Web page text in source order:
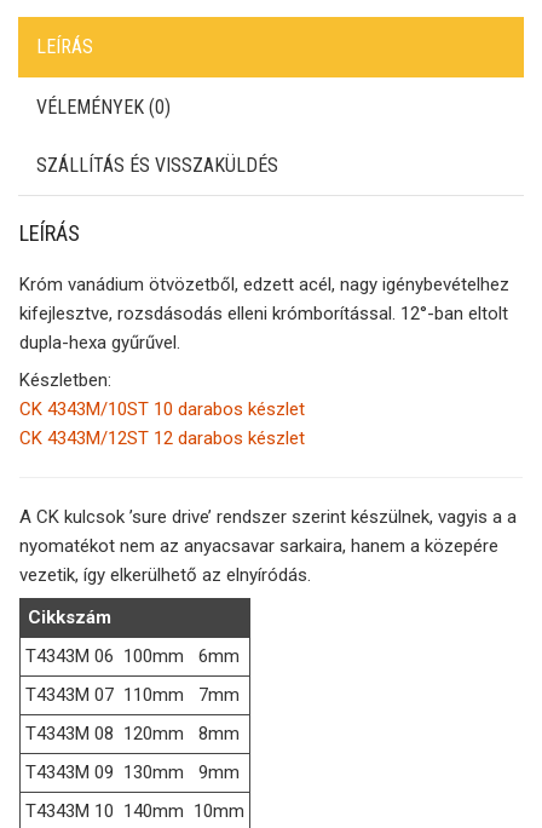
LEÍRÁS
VÉLEMÉNYEK (0)
SZÁLLÍTÁS ÉS VISSZAKÜLDÉS
LEÍRÁS
Króm vanádium ötvözetből, edzett acél, nagy igénybevételhez
kifejlesztve, rozsdásodás elleni krómborítással. 12°-ban eltolt
dupla-hexa gyűrűvel.
Készletben:
CK 4343M/10ST 10 darabos készlet
CK 4343M/12ST 12 darabos készlet
A CK kulcsok ’sure drive’ rendszer szerint készülnek, vagyis a a
nyomatékot nem az anyacsavar sarkaira, hanem a közepére
vezetik, így elkerülhető az elnyíródás.
Cikkszám
T4343M 06 100mm
6mm
T4343M 07 110mm
7mm
T4343M 08 120mm
8mm
T4343M 09 130mm
9mm
T4343M 10 140mm 10mm